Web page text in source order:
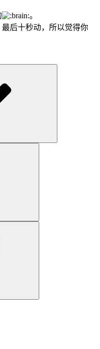
。
后十秒动，所以觉得你